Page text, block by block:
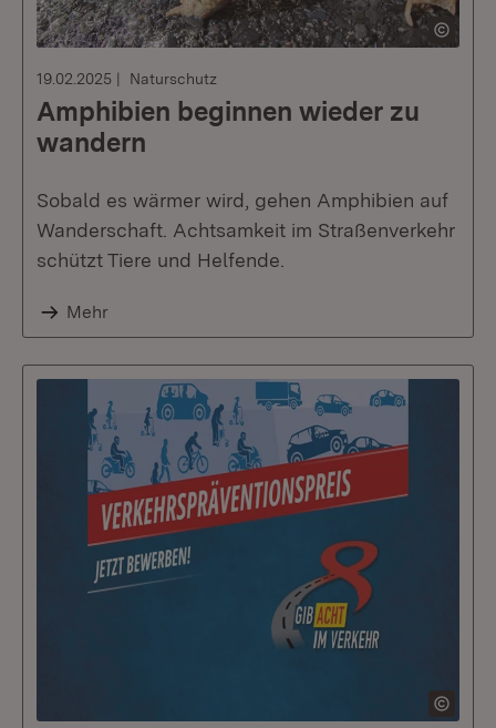
19.02.2025 Naturschutz
Amphibien beginnen wieder zu
wandern
Sobald es wärmer wird, gehen Amphibien auf
Wanderschaft. Achtsamkeit im Straßenverkehr
schützt Tiere und Helfende.
Mehr